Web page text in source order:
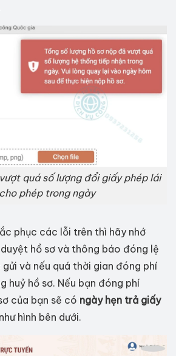
quá số lượng đổi giấy phép lái
phép trong ngày
phục các lỗi trên thì hãy nhớ
hồ sơ và thông báo đóng lệ
và nếu quá thời gian đóng phí
huỷ hồ sơ. Nếu bạn đóng phí
của bạn sẽ có ngày hẹn trả giấy
hình bên dưới.